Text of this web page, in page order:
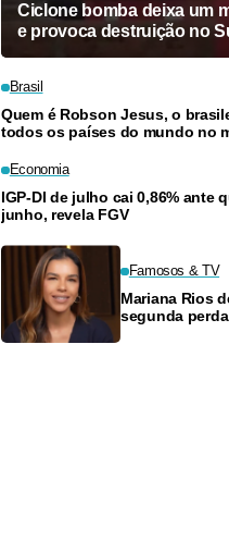
Ciclone bomba deixa um
e provoca destruição no
Brasil
Quem é Robson Jesus, o
todos os países do mundo no
Economia
IGP-DI de julho cai 0,86% ante
junho, revela FGV
Famosos & TV
Mariana Rios
segunda